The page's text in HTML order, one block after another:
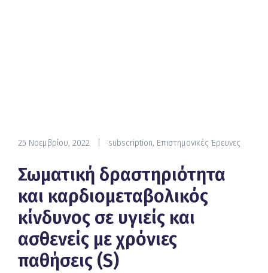
25 Νοεμβρίου, 2022 subscription, Επιστημονικές Έρευνες
Σωματική δραστηριότητα
και καρδιομεταβολικός
κίνδυνος σε υγιείς και
ασθενείς με χρόνιες
παθήσεις (S)